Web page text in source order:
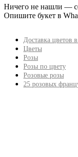
Ничего не нашли —
Опишите букет в
Доставка цветов
Цветы
Розы
Розы по цвету
Розовые розы
25 розовых